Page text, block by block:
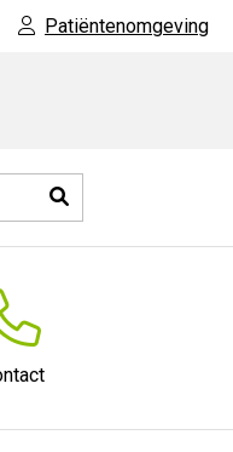
Patiëntenomgeving
Zoeken